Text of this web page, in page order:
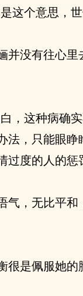
这个意思，
并没有往心里
，这种病确
法，只能眼
过度的人的惩
气，无比平
很是佩服她的